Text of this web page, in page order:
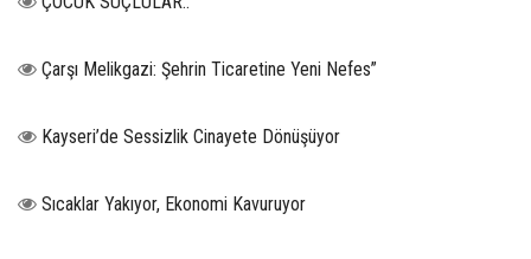
Çarşı Melikgazi: Şehrin Ticaretine Yeni Nefes”
Kayseri’de Sessizlik Cinayete Dönüşüyor
Sıcaklar Yakıyor, Ekonomi Kavuruyor